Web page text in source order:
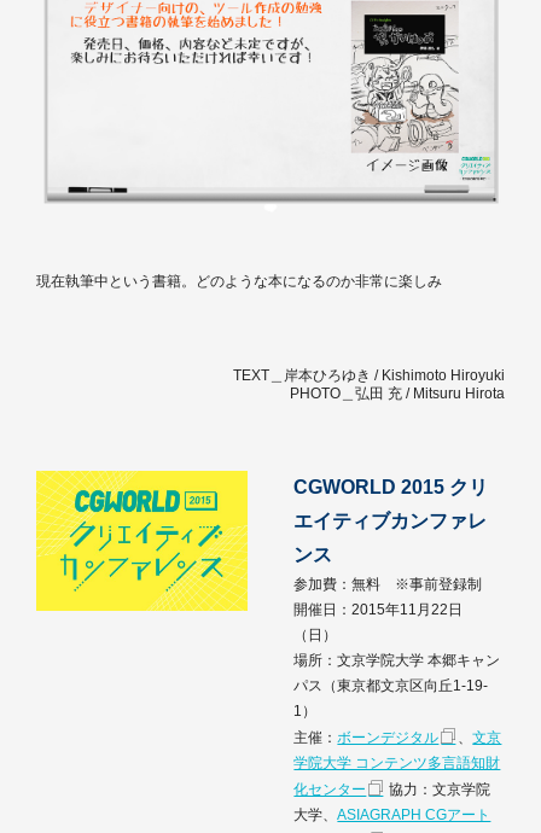
現在執筆中という書籍。どのような本になるのか非常に楽しみ
TEXT＿岸本ひろゆき / Kishimoto Hiroyuki
PHOTO＿弘田 充 / Mitsuru Hirota
CGWORLD 2015 クリ
エイティブカンファレ
ンス
参加費：無料 ※事前登録制
開催日：2015年11月22日
（日）
場所：文京学院大学 本郷キャン
パス（東京都文京区向丘1-19-
1）
主催： ボーンデジタル 、文京
学院大学 コンテンツ多言語知財
化センター
協力：文京学院
大学、ASIAGRAPH CGアート